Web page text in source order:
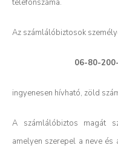
telefonszáma.
Az számlálóbiztosok
06-80-
ingyenesen hívható, zöld
A számlálóbiztos magát
amelyen szerepel a neve és